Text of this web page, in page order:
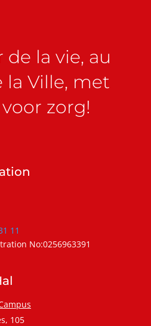
la vie, au
la Ville, met
zorg!
11
No:0256963391
105